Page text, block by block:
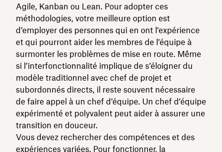
Agile, Kanban ou Lean. Pour adopter ces
méthodologies, votre meilleure option est
d’employer des personnes qui en ont l’expérience
et qui pourront aider les membres de l’équipe à
surmonter les problèmes de mise en route. Même
si l’interfonctionnalité implique de s’éloigner du
modèle traditionnel avec chef de projet et
subordonnés directs, il reste souvent nécessaire
de faire appel à un chef d’équipe. Un chef d’équipe
expérimenté et polyvalent peut aider à assurer une
transition en douceur.
Vous devez rechercher des compétences et des
expériences variées. Pour fonctionner, la